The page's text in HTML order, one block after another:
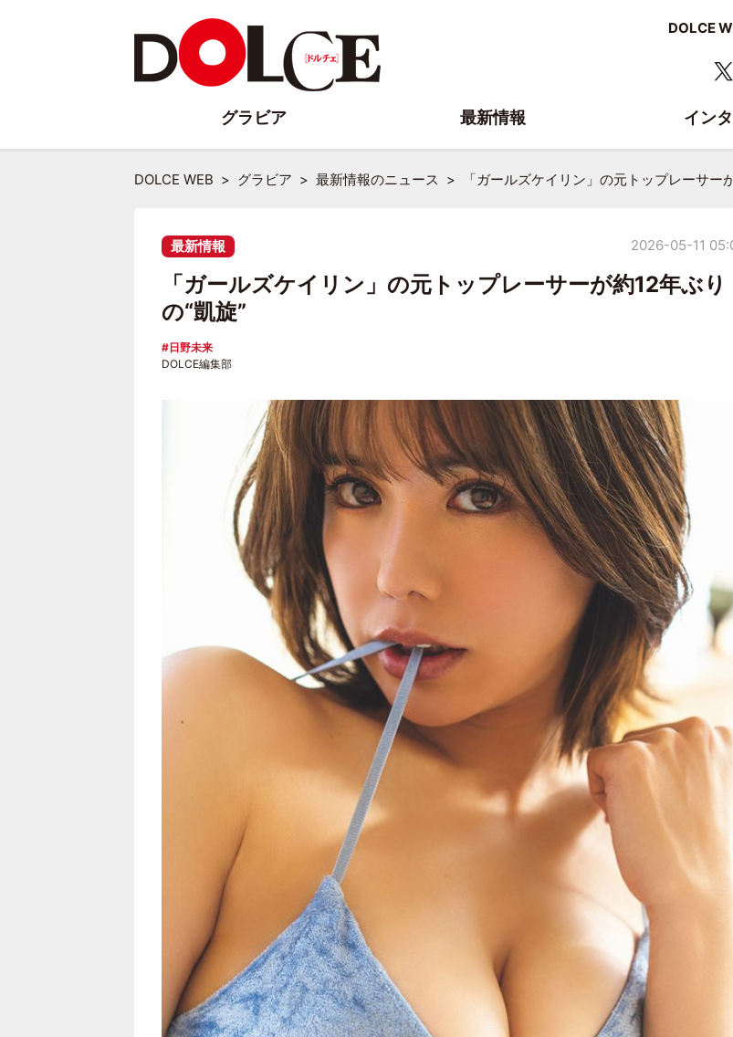
DOLCE
DOLCE WEB グラビア 最新情報のニュース 「ガールズケイリン」の元トップレーサー
最新情報 2026-05-11
「ガールズケイリン」の元トップレーサーが約12年ぶり
の“凱旋”
日野未来
DOLCE編集部
グラビア 最新情報 イン